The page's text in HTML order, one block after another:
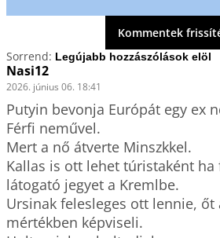
Kommentek
Sorrend:
Nasi12
2026. június 06. 18:41
Putyin bevonja Európát egy ex
Férfi neművel.
Mert a nő átverte Minszkkel.
Kallas is ott lehet túristaként
látogató jegyet a Kremlbe.
Ursinak felesleges ott lennie, őt
mértékben képviseli.